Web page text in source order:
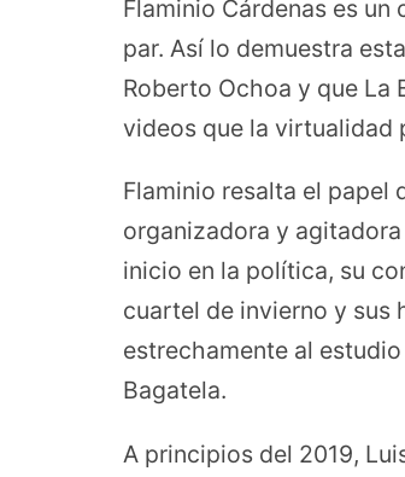
Flaminio Cárdenas es
par. Así lo demuestra
Roberto Ochoa y que La
videos que la virtualidad
Flaminio resalta el papel
organizadora y
inicio en la política, su
cuartel de invierno y sus
estrechamente al
Bagatela.
A principios del 2019,